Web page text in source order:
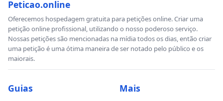
Peticao.online
Oferecemos hospedagem gratuita para petições online. Criar uma
petição online profissional, utilizando o nosso poderoso serviço.
Nossas petições são mencionadas na mídia todos os dias, então criar
uma petição é uma ótima maneira de ser notado pelo público e os
maiorais.
Guias Mais